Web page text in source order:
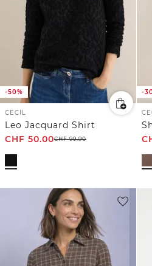
-50%
CECIL
Leo Jacquard Shirt
CHF 50.00CHF99.90
-